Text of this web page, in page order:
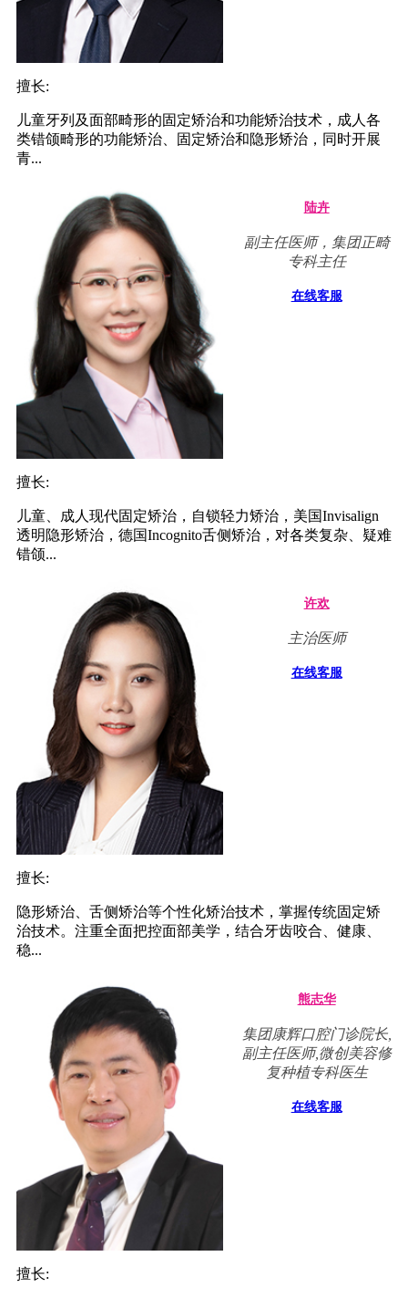
擅长:
儿童牙列及面部畸形的固定矫治和功能矫治技术，成人各
类错颌畸形的功能矫治、固定矫治和隐形矫治，同时开展
青...
陆卉
副主任医师，集团正畸
专科主任
在线客服
擅长:
儿童、成人现代固定矫治，自锁轻力矫治，美国Invisalign
透明隐形矫治，德国Incognito舌侧矫治，对各类复杂、疑难
错颌...
许欢
主治医师
在线客服
擅长:
隐形矫治、舌侧矫治等个性化矫治技术，掌握传统固定矫
治技术。注重全面把控面部美学，结合牙齿咬合、健康、
稳...
熊志华
集团康辉口腔门诊院长,
副主任医师,微创美容修
复种植专科医生
在线客服
擅长: